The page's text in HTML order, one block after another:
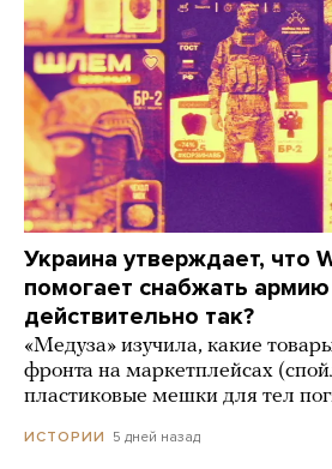
Украина утверждает, что
помогает снабжать
действительно так?
«Медуза» изучила, какие
фронта на маркетплейсах
пластиковые мешки для тел
ИСТОРИИ 5 дней назад